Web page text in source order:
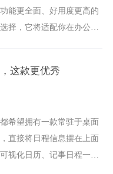
能更全面、好用度更高的
择，它将适配你在办公、
这款更优秀
希望拥有一款常驻于桌面
直接将日程信息摆在上面
视化日历、记事日程一体